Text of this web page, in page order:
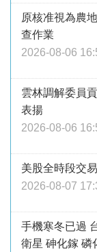
原核准視為農
查作業
2026-08-06
雲林調解委員
表揚
2026-08-06
美股全時段交
2026-08-07
手機寒冬已過
衛星 砷化鎵 磷